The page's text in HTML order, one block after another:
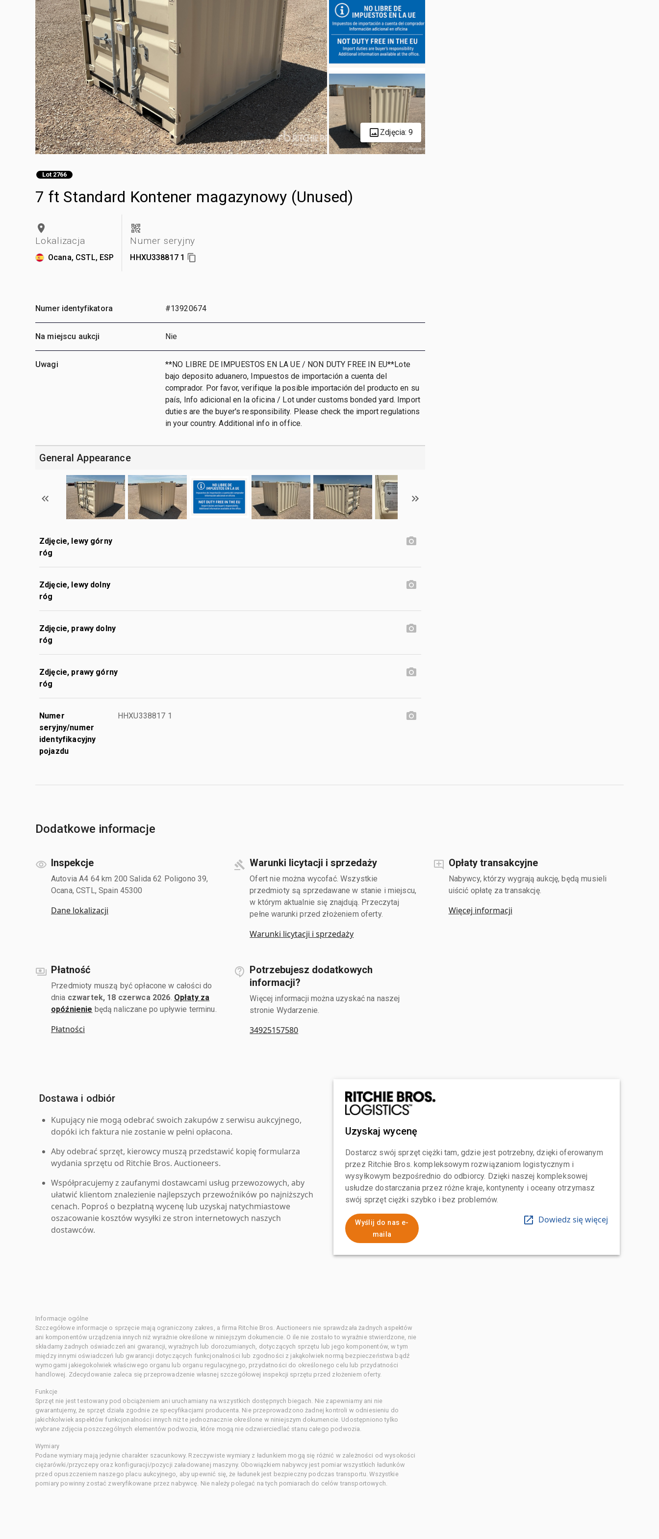
Zdjęcia: 9
Lot 2766
7 ft Standard Kontener magazynowy (Unused)
Lokalizacja
Ocana, CSTL, ESP
Numer seryjny
HHXU338817 1
Numer identyfikatora #13920674
Na miejscu aukcji Nie
Uwagi
**NO LIBRE DE IMPUESTOS EN LA UE / NON DUTY FREE IN EU**Lote
bajo deposito aduanero, Impuestos de importación a cuenta del
comprador. Por favor, verifique la posible importación del producto en su
país, Info adicional en la oficina / Lot under customs bonded yard. Import
duties are the buyer's responsibility. Please check the import regulations
in your country. Additional info in office.
General Appearance
Zdjęcie, lewy górny
róg
Zdjęcie, lewy dolny
róg
Zdjęcie, prawy dolny
róg
Zdjęcie, prawy górny
róg
Numer
seryjny/numer
identyfikacyjny
pojazdu
HHXU338817 1
Dodatkowe informacje
Inspekcje
Autovia A4 64 km 200 Salida 62 Poligono 39,
Ocana, CSTL, Spain 45300
Dane lokalizacji
Warunki licytacji i sprzedaży
Ofert nie można wycofać. Wszystkie
przedmioty są sprzedawane w stanie i miejscu,
w którym aktualnie się znajdują. Przeczytaj
pełne warunki przed złożeniem oferty.
Warunki licytacji i sprzedaży
Opłaty transakcyjne
Nabywcy, którzy wygrają aukcję, będą musieli
uiścić opłatę za transakcję.
Więcej informacji
Płatność
Przedmioty muszą być opłacone w całości do
dnia czwartek, 18 czerwca 2026 Opłaty za
opóźnienie będą naliczane po upływie terminu.
Płatności
Potrzebujesz dodatkowych
informacji?
Więcej informacji można uzyskać na naszej
stronie Wydarzenie.
34925157580
Dostawa i odbiór
Kupujący nie mogą odebrać swoich zakupów z serwisu aukcyjnego,
dopóki ich faktura nie zostanie w pełni opłacona.
Aby odebrać sprzęt, kierowcy muszą przedstawić kopię formularza
wydania sprzętu od Ritchie Bros. Auctioneers.
Współpracujemy z zaufanymi dostawcami usług przewozowych, aby
ułatwić klientom znalezienie najlepszych przewoźników po najniższych
cenach. Poproś o bezpłatną wycenę lub uzyskaj natychmiastowe
oszacowanie kosztów wysyłki ze stron internetowych naszych
dostawców.
Uzyskaj wycenę
Dostarcz swój sprzęt ciężki tam, gdzie jest potrzebny, dzięki oferowanym
przez Ritchie Bros. kompleksowym rozwiązaniom logistycznym i
wysyłkowym bezpośrednio do odbiorcy. Dzięki naszej kompleksowej
usłudze dostarczania przez różne kraje, kontynenty i oceany otrzymasz
swój sprzęt ciężki szybko i bez problemów.
Wyślij do nas e-
maila
Dowiedz się więcej
Informacje ogólne
Szczegółowe informacje o sprzęcie mają ograniczony zakres, a firma Ritchie Bros. Auctioneers nie sprawdzała żadnych aspektów
ani komponentów urządzenia innych niż wyraźnie określone w niniejszym dokumencie. O ile nie zostało to wyraźnie stwierdzone, nie
składamy żadnych oświadczeń ani gwarancji, wyraźnych lub dorozumianych, dotyczących sprzętu lub jego komponentów, w tym
między innymi oświadczeń lub gwarancji dotyczących funkcjonalności lub zgodności z jakąkolwiek normą bezpieczeństwa bądź
wymogami jakiegokolwiek właściwego organu lub organu regulacyjnego, przydatności do określonego celu lub przydatności
handlowej. Zdecydowanie zaleca się przeprowadzenie własnej szczegółowej inspekcji sprzętu przed złożeniem oferty.
Funkcje
Sprzęt nie jest testowany pod obciążeniem ani uruchamiany na wszystkich dostępnych biegach. Nie zapewniamy ani nie
gwarantujemy, że sprzęt działa zgodnie ze specyfikacjami producenta. Nie przeprowadzono żadnej kontroli w odniesieniu do
jakichkolwiek aspektów funkcjonalności innych niż te jednoznacznie określone w niniejszym dokumencie. Udostępniono tylko
wybrane zdjęcia poszczególnych elementów podwozia, które mogą nie odzwierciedlać stanu całego podwozia.
Wymiary
Podane wymiary mają jedynie charakter szacunkowy. Rzeczywiste wymiary z ładunkiem mogą się różnić w zależności od wysokości
ciężarówki/przyczepy oraz konfiguracji/pozycji załadowanej maszyny. Obowiązkiem nabywcy jest pomiar wszystkich ładunków
przed opuszczeniem naszego placu aukcyjnego, aby upewnić się, że ładunek jest bezpieczny podczas transportu. Wszystkie
pomiary powinny zostać zweryfikowane przez nabywcę. Nie należy polegać na tych pomiarach do celów transportowych.